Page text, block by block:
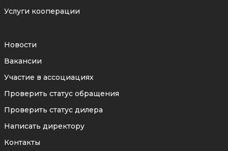
Услуги кооперации
Новости
Вакансии
Участие в ассоциациях
Проверить статус обращения
Проверить статус дилера
Написать директору
Контакты